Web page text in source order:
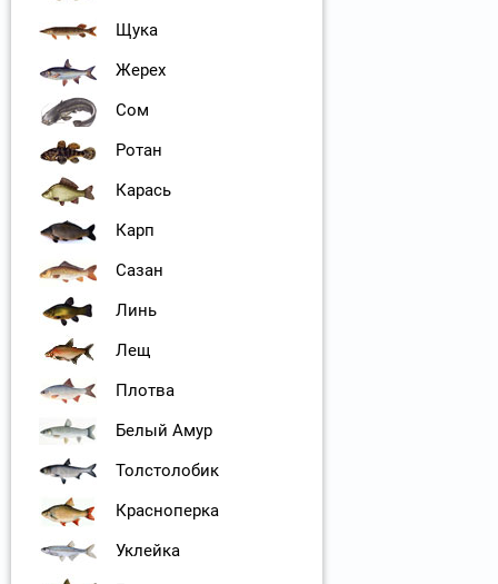
Щука
Жерех
Сом
Ротан
Карась
Карп
Сазан
Линь
Лещ
Плотва
Белый Амур
Толстолобик
Красноперка
Уклейка